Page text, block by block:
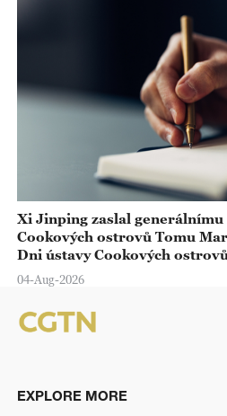
Xi Jinping zaslal generálnímu
Cookových ostrovů Tomu
Dni ústavy Cookových ostrovů
04-Aug-2026
EXPLORE MORE